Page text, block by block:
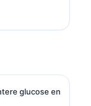
hij is
panels,
glucose en